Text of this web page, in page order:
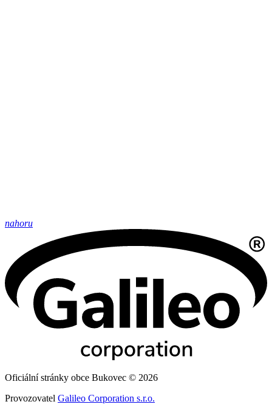
nahoru
Oficiální stránky obce Bukovec © 2026
Provozovatel Galileo Corporation s.r.o.